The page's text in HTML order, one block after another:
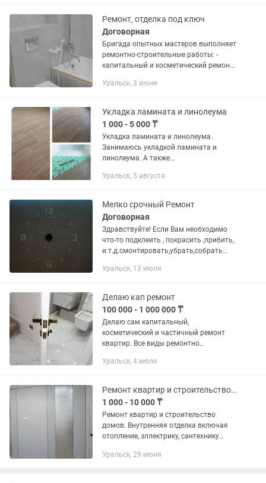
Укладка...
Ремонт, отделка под ключ
Договорная
Бригада опытных мастеров выполняет
ремонтно-строительные работы: -
капитальный и косметический ремонт
работы: штукатурка, шпаклевка,
Уральск, 3 июня
Укладка ламината и линолеума
1 000 - 5 000 ₸
Укладка ламината и линолеума.
Занимаюсь укладкой ламината и
линолеума. А также
работы гипсокартонные работы и
Уральск, 5 августа
Мелко срочный Ремонт
Договорная
Здравствуйте! Если Вам необходимо
что-то подклеить , покрасить ,прибить,
и.т.д.смонтировать,убрать,собрать
,а так же полноценный ремонт жилых и
Уральск, 13 июля
Делаю кап ремонт
100 000 - 1 000 000 ₸
Делаю сам капитальный,
косметический и частичный ремонт
квартир. Все виды ремонтно
ключ ( Дизайн). Ванная “Под Ключ” (
1)...
Уральск, 4 июля
Ремонт квартир и строительство домов. ИП. НУР.
1 000 - 10 000 ₸
Ремонт квартир и строительство
домов. Внутренняя отделка включая
отопление, эллектрику, сантехнику
перегородки, установка двери. Так же
Уральск, 29 июня